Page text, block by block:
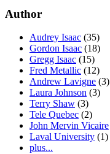
Author
Audrey Isaac (35)
Gordon Isaac (18)
Gregg Isaac (15)
Fred Metallic (12)
Andrew Lavigne (3)
Laura Johnson (3)
Terry Shaw (3)
Tele Quebec (2)
John Mervin Vicaire
Laval University (1)
plus...